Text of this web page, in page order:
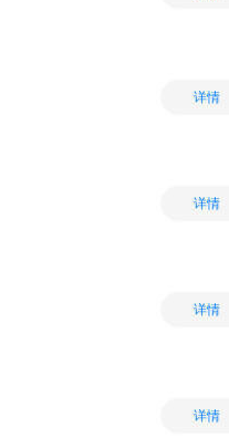
详情
详情
详情
详情